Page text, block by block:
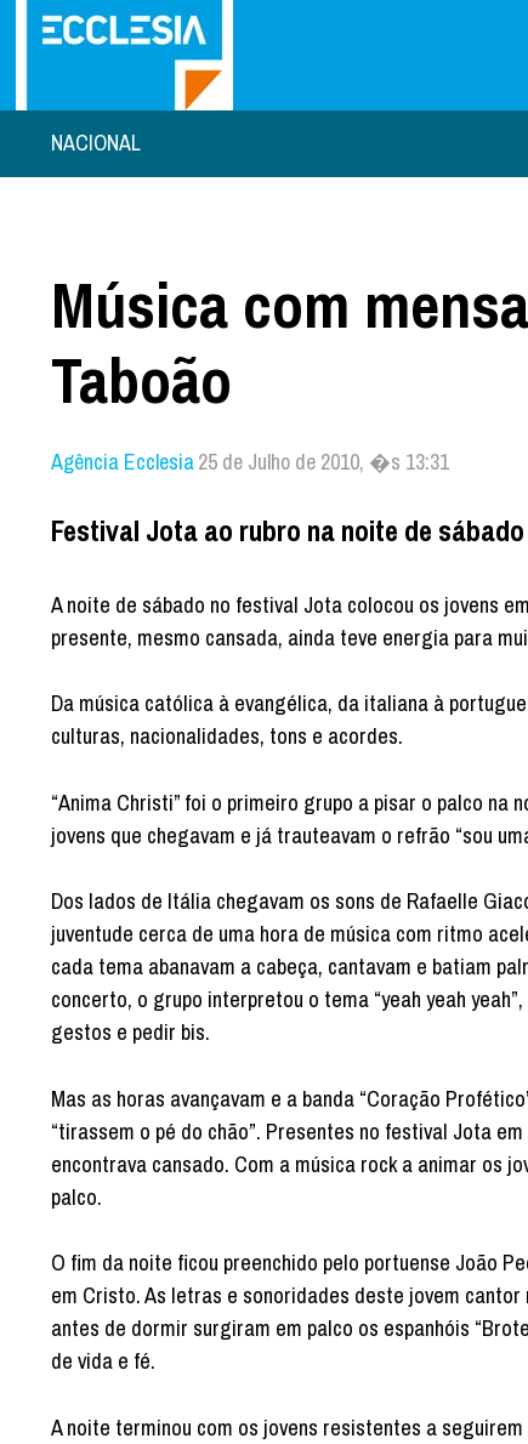
NACIONAL
Música com
Taboão
Agência Ecclesia25 de Julho de 2010, �s 13:31
Festival Jota ao rubro na noite de sábado
A noite de sábado no festival Jota colocou os jovens
presente, mesmo cansada, ainda teve energia para
Da música católica à evangélica, da italiana à
culturas, nacionalidades, tons e acordes.
“Anima Christi” foi o primeiro grupo a pisar o palco na
jovens que chegavam e já trauteavam o refrão “sou
Dos lados de Itália chegavam os sons de Rafaelle
juventude cerca de uma hora de música com ritmo
cada tema abanavam a cabeça, cantavam e batiam
concerto, o grupo interpretou o tema “yeah yeah
gestos e pedir bis.
Mas as horas avançavam e a banda “Coração
“tirassem o pé do chão”. Presentes no festival Jota
encontrava cansado. Com a música rock a animar os
palco.
O fim da noite ficou preenchido pelo portuense João
em Cristo. As letras e sonoridades deste jovem
antes de dormir surgiram em palco os espanhóis
de vida e fé.
A noite terminou com os jovens resistentes a